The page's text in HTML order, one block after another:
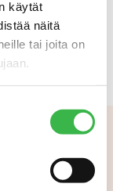
käytät
näitä
tai joita on
2018 -